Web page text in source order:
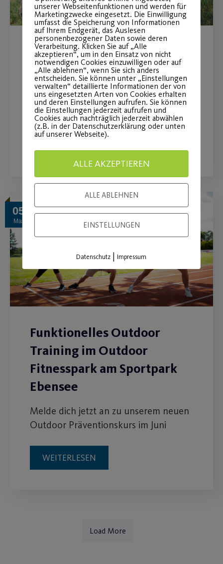
Outdoor-Sportprogramm Fit
und Gesund Erwachsene
und Postis Kindersport
Outdoorfitness für Groß und Klein
05
Mai
Funktionelles Outdoor
Training im Outdoor
Fitnesspark am Sportpark
Ebensee
Melde dich jetzt an zu unserem neuen
Outdoor Präventionskurs im Juni
WEITERLESEN
Load More
unserer Webseitenfunktionen und werden für
Marketingzwecke eingesetzt. Die Einwilligung
umfasst die Speicherung von Informationen
auf Ihrem Endgerät, das Auslesen
personenbezogener Daten sowie deren
Verarbeitung. Klicken Sie auf „Alle
akzeptieren“, um in den Einsatz von nicht
notwendigen Cookies einzuwilligen oder auf
„Alle ablehnen“, wenn Sie sich anders
entscheiden. Sie können unter „Einstellungen
verwalten“ detaillierte Informationen der von
uns eingesetzten Arten von Cookies erhalten
und deren Einstellungen aufrufen. Sie können
die Einstellungen jederzeit aufrufen und
Cookies auch nachträglich jederzeit abwählen
(z.B. in der Datenschutzerklärung oder unten
auf unserer Webseite).
ALLE AKZEPTIEREN
ALLE ABLEHNEN
EINSTELLUNGEN
Datenschutz |Impressum